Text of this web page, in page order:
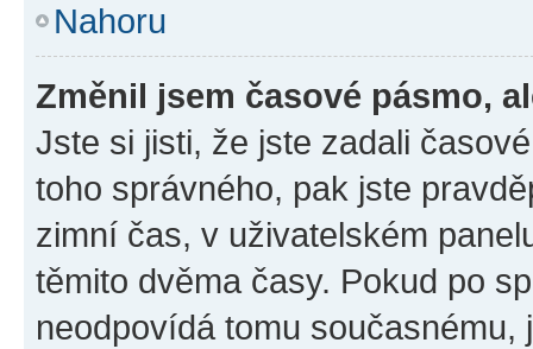
Nahoru
Změnil jsem časové pásmo,
Jste si jisti, že jste zadali
toho správného, pak jste
zimní čas, v uživatelském
těmito dvěma časy. Pokud po
neodpovídá tomu